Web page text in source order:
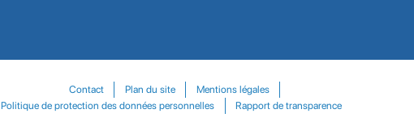
Contact Plan du site
Mentions légales
Politique de protection des données personnelles
Rapport de transparence